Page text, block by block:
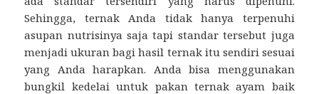
Sehingga, ternak Anda tidak hanya terpenuhi
asupan nutrisinya saja tapi standar tersebut juga
menjadi ukuran bagi hasil ternak itu sendiri sesuai
yang Anda harapkan. Anda bisa menggunakan
bungkil kedelai untuk pakan ternak ayam baik